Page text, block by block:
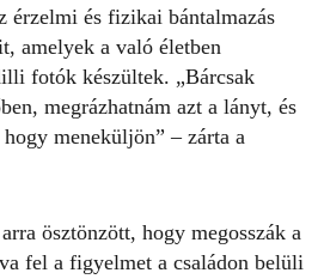
érzelmi és fizikai bántalmazás
amelyek a való életben
fotók készültek. „Bárcsak
megrázhatnám azt a lányt, és
meneküljön” – zárta a
ösztönzött, hogy megosszák a
fel a figyelmet a családon belüli